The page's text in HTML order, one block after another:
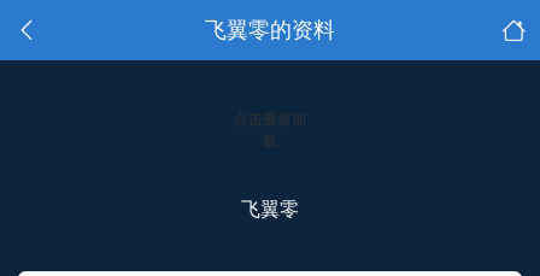
飞翼零的资料
点击重新加
载
飞翼零